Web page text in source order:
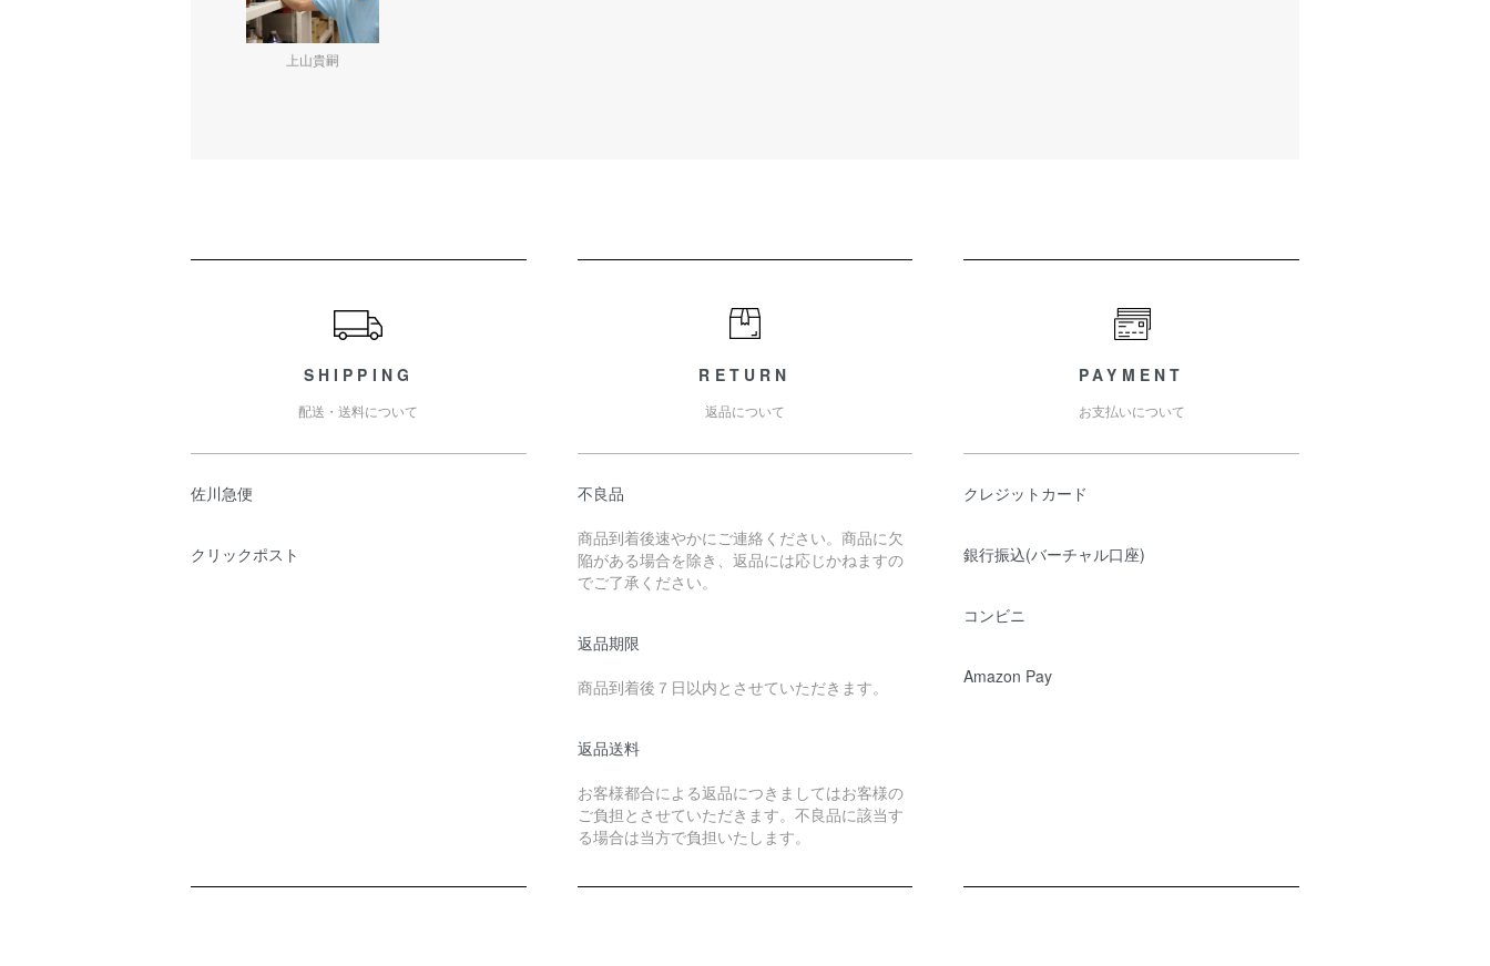
上山貴嗣
SHIPPING
配送・送料について
佐川急便
クリックポスト
RETURN
返品について
不良品
商品到着後速やかにご連絡ください。商品に欠
陥がある場合を除き、返品には応じかねますの
でご了承ください。
返品期限
商品到着後７日以内とさせていただきます。
返品送料
お客様都合による返品につきましてはお客様の
ご負担とさせていただきます。不良品に該当す
る場合は当方で負担いたします。
PAYMENT
お支払いについて
クレジットカード
銀行振込(バーチャル口座)
コンビニ
Amazon Pay